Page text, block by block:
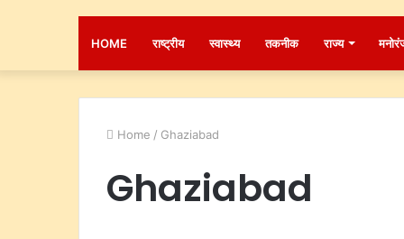
HOME राष्ट्रीय स्वास्थ्य तकनीक राज्य
Home / Ghaziabad
Ghaziabad